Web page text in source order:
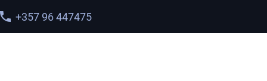
+357 96 447475